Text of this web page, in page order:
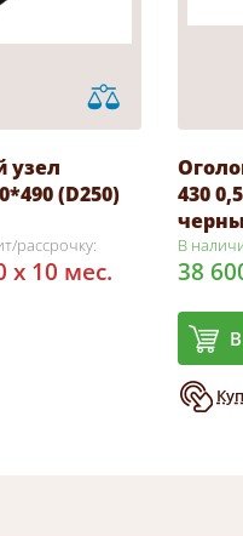
узел
(D250)
рассрочку:
x 10 мес.
430
В
38